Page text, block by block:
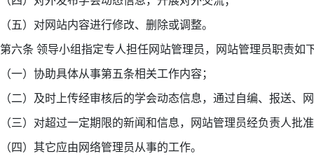
（五）对网站内容进行修改、删除或调整。
第六条 领导小组指定专人担任网站管理员，网站管理员职责如
（一）协助具体从事第五条相关工作内容；
（二）及时上传经审核后的学会动态信息，通过自编、报送
（三）对超过一定期限的新闻和信息，网站管理员经负责人
（四）其它应由网络管理员从事的工作。